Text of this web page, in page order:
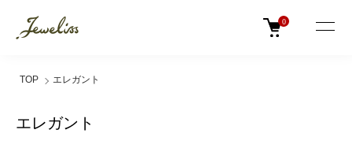
0
TOP エレガント
エレガント